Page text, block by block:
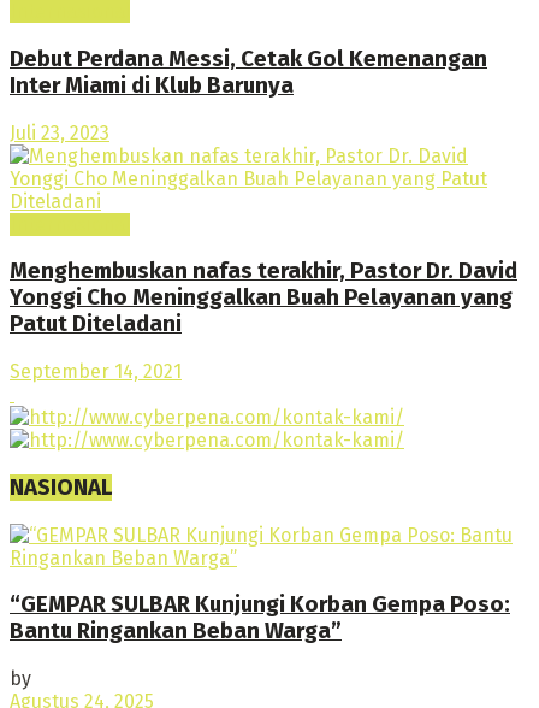
Debut Perdana Messi, Cetak Gol Kemenangan
Inter Miami di Klub Barunya
Juli 23, 2023
Menghembuskan nafas terakhir, Pastor Dr. David
Yonggi Cho Meninggalkan Buah Pelayanan yang
Patut Diteladani
September 14, 2021
NASIONAL
“GEMPAR SULBAR Kunjungi Korban Gempa Poso:
Bantu Ringankan Beban Warga”
by
Agustus 24, 2025